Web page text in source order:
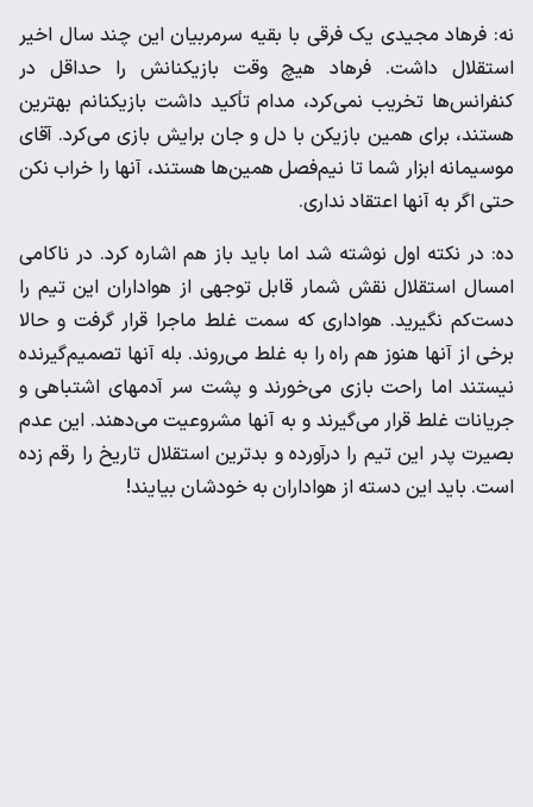
نه: فرهاد مجیدی یک فرقی با بقیه سرمربیان این چند سال اخیر
استقلال داشت. فرهاد هیچ وقت بازیکنانش را حداقل در
کنفرانس‌ها تخریب نمی‌کرد، مدام تأکید داشت بازیکنانم بهترین
هستند، برای همین بازیکن با دل و جان برایش بازی می‌کرد. آقای
موسیمانه ابزار شما تا نیم‌فصل همین‌ها هستند، آنها را خراب نکن
حتی اگر به آنها اعتقاد نداری.
ده: در نکته اول نوشته شد اما باید باز هم اشاره کرد. در ناکامی
امسال استقلال نقش شمار قابل توجهی از هواداران این تیم را
دست‌کم نگیرید. هواداری که سمت غلط ماجرا قرار گرفت و حالا
برخی از آنها هنوز هم راه را به غلط می‌روند. بله آنها تصمیم‌گیرنده
نیستند اما راحت بازی می‌خورند و پشت سر آدمهای اشتباهی و
جریانات غلط قرار می‌گیرند و به آنها مشروعیت می‌دهند. این عدم
بصیرت پدر این تیم را درآورده و بدترین استقلال تاریخ را رقم زده
است. باید این دسته از هواداران به خودشان بیایند!